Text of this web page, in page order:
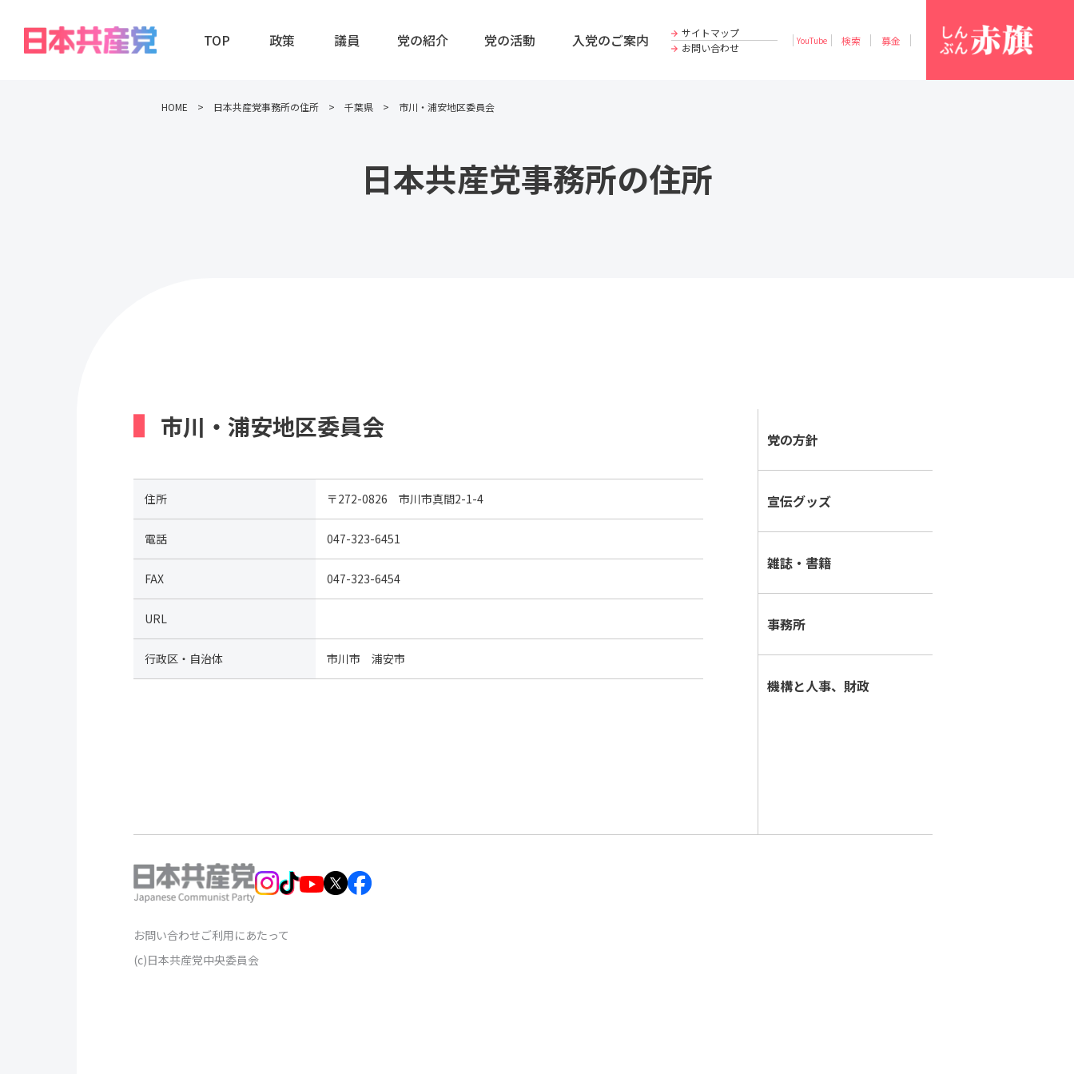
TOP 政策 議員 党の紹介 党の活動 入党のご案内
サイトマップ
お問い合わせ
YouTube 検索 募金
HOME 日本共産党事務所の住所 千葉県 市川・浦安地区委員会
日本共産党事務所の住所
党の方針
宣伝グッズ
雑誌・書籍
事務所
機構と人事、財政
市川・浦安地区委員会
住所 〒272-0826 市川市真間2-1-4
電話 047-323-6451
FAX 047-323-6454
URL
行政区・自治体 市川市 浦安市
お問い合わせご利用にあたって
(c)日本共産党中央委員会